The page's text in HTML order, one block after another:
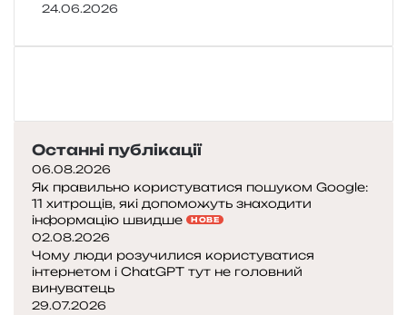
24.06.2026
Останні публікації
06.08.2026
Як правильно користуватися пошуком Google:
11 хитрощів, які допоможуть знаходити
інформацію швидше
НОВЕ
02.08.2026
Чому люди розучилися користуватися
інтернетом і ChatGPT тут не головний
винуватець
29.07.2026